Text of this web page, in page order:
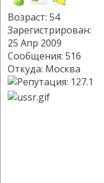
Возраст: 54
Зарегистрирован:
25 Апр 2009
Сообщения: 516
Откуда: Москва